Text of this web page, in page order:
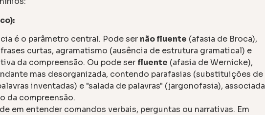
é o parâmetro central. Pode ser não fluente (afasia de Broca),
curtas, agramatismo (ausência de estrutura gramatical) e
da compreensão. Ou pode ser fluente (afasia de Wernicke),
mas desorganizada, contendo parafasias (substituições de
inventadas) e "salada de palavras" (jargonofasia), associada
da compreensão.
em entender comandos verbais, perguntas ou narrativas. Em